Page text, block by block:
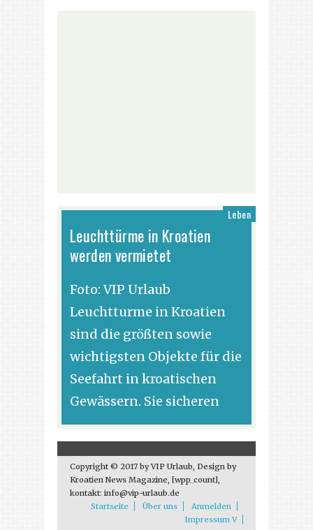
Leben
Leuchttürme in Kroatien
werden vermietet
Foto: VIP Urlaub
Leuchtturme in Kroatien
sind die größten sowie
wichtigsten Objekte für die
Seefahrt in kroatischen
Gewässern. Sie sicheren
Copyright © 2017 by VIP Urlaub, Design by
Kroatien News Magazine, [wpp_count],
kontakt: info@vip-urlaub.de
Startseite
Über uns
Anmelden
Impressum V